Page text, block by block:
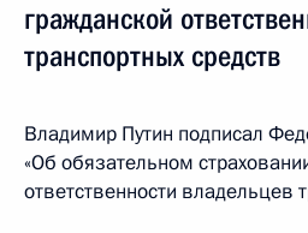
гражданской
транспортных средств
Владимир Путин подписал
«Об обязательном
ответственности владельцев